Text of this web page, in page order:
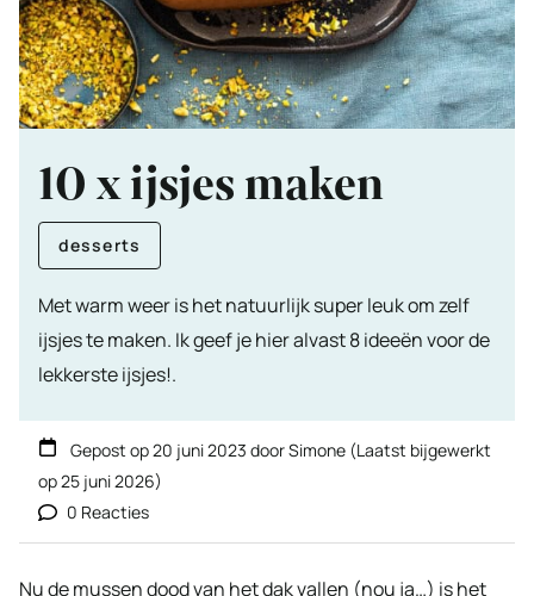
10 x ijsjes maken
desserts
Met warm weer is het natuurlijk super leuk om zelf
ijsjes te maken. Ik geef je hier alvast 8 ideeën voor de
lekkerste ijsjes!.
Gepost op20 juni 2023 doorSimone (Laatst bijgewerkt
op25 juni 2026)
0 Reacties
Nu de mussen dood van het dak vallen (nou ja…) is het